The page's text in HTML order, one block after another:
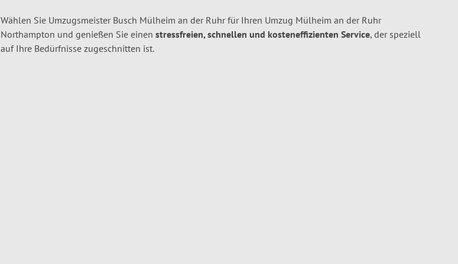
Wählen Sie Umzugsmeister Busch Mülheim an der Ruhr für Ihren Umzug Mülheim an der Ruhr
Northampton und genießen Sie einen stressfreien, schnellen und kosteneffizienten Service, der speziell
auf Ihre Bedürfnisse zugeschnitten ist.